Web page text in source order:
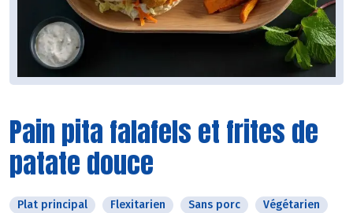
Pain pita falafels et frites de
patate douce
Plat principal Flexitarien Sans porc Végétarien